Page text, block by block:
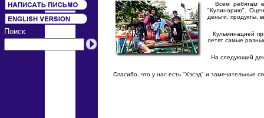
Поиск
Всем ребятам
"Кулинарию".
деньги, продукты,
Кульминацией
летят самые
На следующий
Спасибо, что у нас есть "Хэсэд" и замечательные